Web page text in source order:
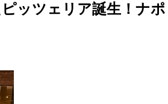
ッツェリア誕生！ナ